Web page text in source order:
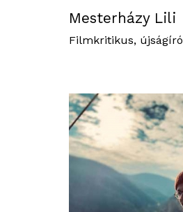
Mesterházy Lili
Filmkritikus, újságíró